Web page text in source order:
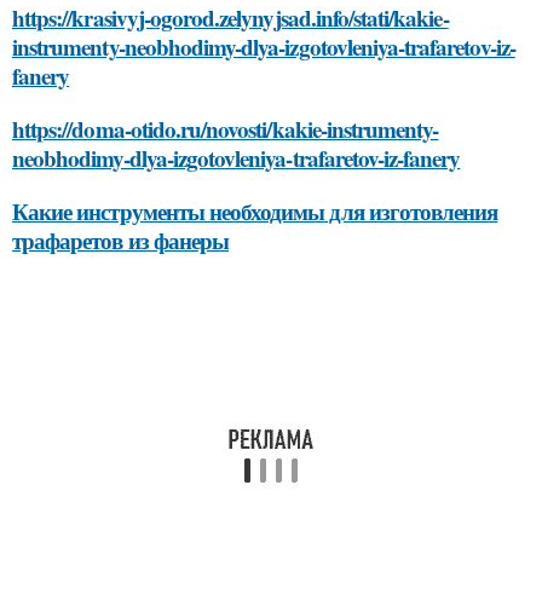
https://krasivyj-ogorod.zelynyjsad.info/stati/kakie-
instrumenty-neobhodimy-dlya-izgotovleniya-trafaretov-iz-
fanery
https://doma-otido.ru/novosti/kakie-instrumenty-
neobhodimy-dlya-izgotovleniya-trafaretov-iz-fanery
Какие инструменты необходимы для изготовления
трафаретов из фанеры